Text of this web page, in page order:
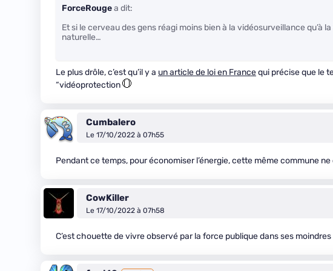
ForceRougea dit:
Et si le cerveau des gens réagi moins bien à la vidéosurveillance qu’à
naturelle…
Le plus drôle, c’est qu’il y a un article de loi en Francequi précise que le
“vidéoprotection
Cumbalero
Le 17/10/2022 à 07h55
Pendant ce temps, pour économiser l’énergie, cette même commune
CowKiller
Le 17/10/2022 à 07h58
C’est chouette de vivre observé par la force publique dans ses